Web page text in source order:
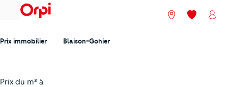
menu Nos agences
Mes
Prix immobilier Blaison-Gohier
Prix du m² à